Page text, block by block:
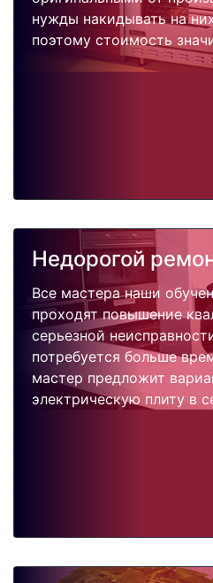
нужды накидывать на
поэтому стоимость
Недорогой
Все мастера наши
проходят повышение
серьезной
потребуется больше
мастер предложит
электрическую плиту в